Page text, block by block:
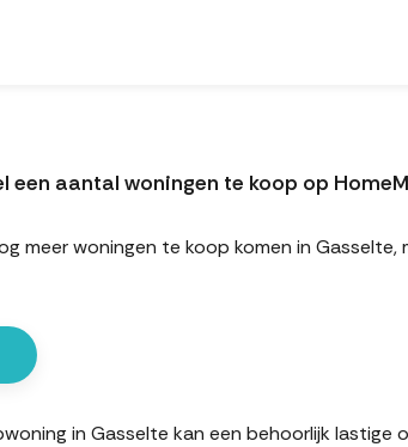
een aantal woningen te koop op
meer woningen te koop komen in
in Gasselte kan een behoorlijk lastige